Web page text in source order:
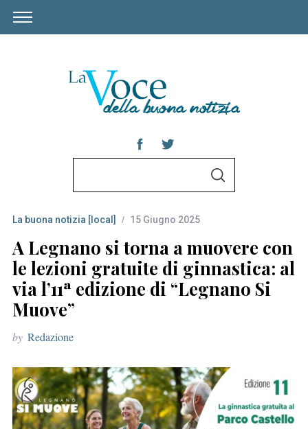
r
c
h
o
:
S
La buona notizia [local] 15 Giugno 2025
A Legnano si torna a muovere con
le lezioni gratuite di ginnastica: al
via l’11ª edizione di “Legnano Si
Muove”
by Redazione